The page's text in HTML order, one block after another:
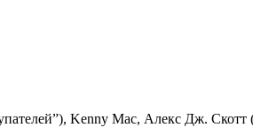
Kenny Mac, Алекс Дж.